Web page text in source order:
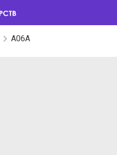
A06A